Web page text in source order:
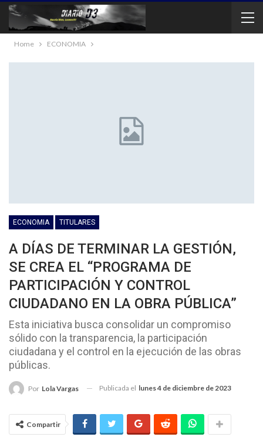
Home ECONOMIA
ECONOMIA TITULARES
A DÍAS DE TERMINAR LA GESTIÓN,
SE CREA EL “PROGRAMA DE
PARTICIPACIÓN Y CONTROL
CIUDADANO EN LA OBRA PÚBLICA”
Esta iniciativa busca consolidar un compromiso
sólido con la transparencia, la participación
ciudadana y el control en la ejecución de las obras
públicas.
Por Lola Vargas Publicada el lunes 4 de diciembre de 2023
Compartir